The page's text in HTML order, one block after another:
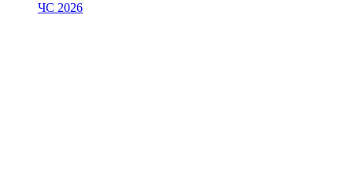
ЧС 2026